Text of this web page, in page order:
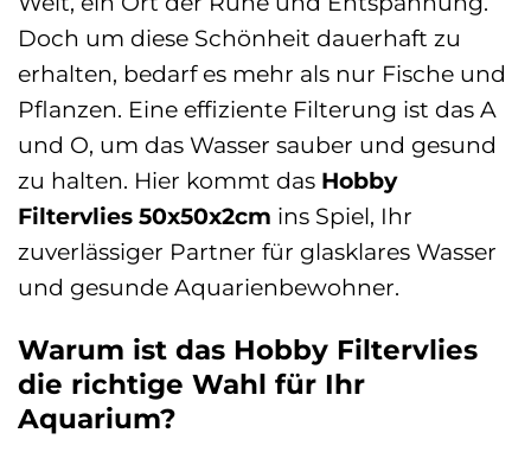
Doch um diese Schönheit dauerhaft zu
erhalten, bedarf es mehr als nur Fische und
Pflanzen. Eine effiziente Filterung ist das A
und O, um das Wasser sauber und gesund
zu halten. Hier kommt das Hobby
Filtervlies 50x50x2cm ins Spiel, Ihr
zuverlässiger Partner für glasklares Wasser
und gesunde Aquarienbewohner.
Warum ist das Hobby Filtervlies
die richtige Wahl für Ihr
Aquarium?